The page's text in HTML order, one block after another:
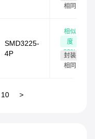
相同
SMD3225-
4P
相似
度
89%
封装
相同
10 >